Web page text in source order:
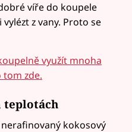
víře do koupele
z vany. Proto se
využít mnoha
tom zde.
teplotách
kokosový